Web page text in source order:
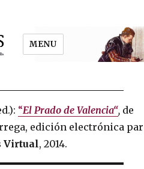
MENU
“El Prado de Valencia“, de
edición electrónica
Virtual, 2014.